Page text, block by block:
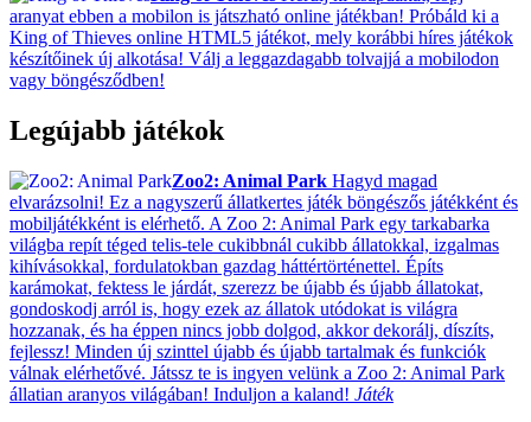
aranyat ebben a mobilon is játszható online játékban! Próbáld ki a
King of Thieves online HTML5 játékot, mely korábbi híres játékok
készítőinek új alkotása! Válj a leggazdagabb tolvajjá a mobilodon
vagy böngésződben!
Legújabb játékok
Zoo2: Animal Park Hagyd magad
elvarázsolni! Ez a nagyszerű állatkertes játék böngészős játékként és
mobiljátékként is elérhető. A Zoo 2: Animal Park egy tarkabarka
világba repít téged telis-tele cukibbnál cukibb állatokkal, izgalmas
kihívásokkal, fordulatokban gazdag háttértörténettel. Építs
karámokat, fektess le járdát, szerezz be újabb és újabb állatokat,
gondoskodj arról is, hogy ezek az állatok utódokat is világra
hozzanak, és ha éppen nincs jobb dolgod, akkor dekorálj, díszíts,
fejlessz! Minden új szinttel újabb és újabb tartalmak és funkciók
válnak elérhetővé. Játssz te is ingyen velünk a Zoo 2: Animal Park
állatian aranyos világában! Induljon a kaland! Játék